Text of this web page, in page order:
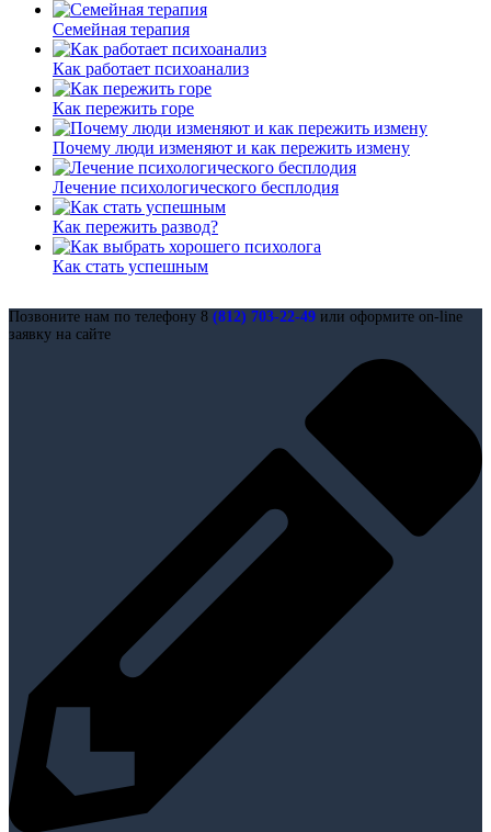
Семейная терапия
Как работает психоанализ
Как пережить горе
Почему люди изменяют и как пережить измену
Лечение психологического бесплодия
Как пережить развод?
Как стать успешным
Позвоните нам по телефону 8 (812) 703-22-49 или оформите on-line
заявку на сайте